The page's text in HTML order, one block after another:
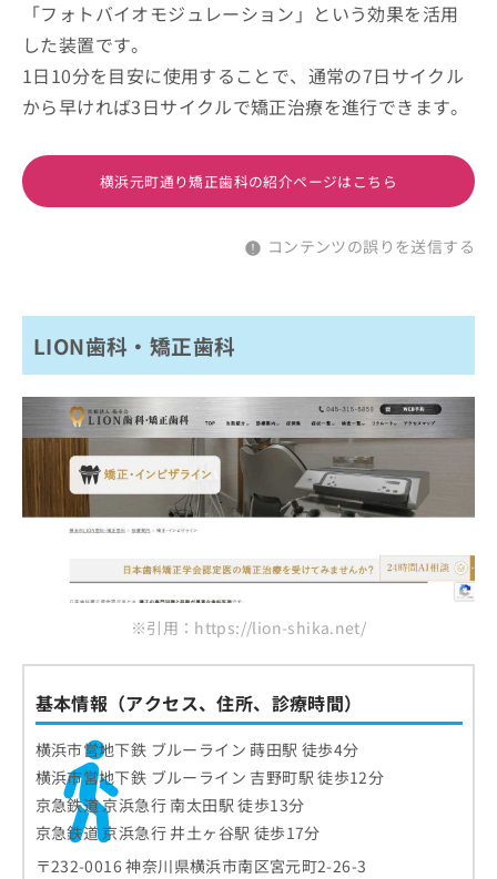
「フォトバイオモジュレーション」という効果を活用
した装置です。
1日10分を目安に使用することで、通常の7日サイクル
から早ければ3日サイクルで矯正治療を進行できます。
横浜元町通り矯正歯科の紹介ページはこちら
コンテンツの誤りを送信する
LION歯科・矯正歯科
※引用：https://lion-shika.net/
基本情報（アクセス、住所、診療時間）
横浜市営地下鉄 ブルーライン 蒔田駅 徒歩4分
横浜市営地下鉄 ブルーライン 吉野町駅 徒歩12分
京急鉄道 京浜急行 南太田駅 徒歩13分
京急鉄道 京浜急行 井土ヶ谷駅 徒歩17分
〒232-0016 神奈川県横浜市南区宮元町2-26-3